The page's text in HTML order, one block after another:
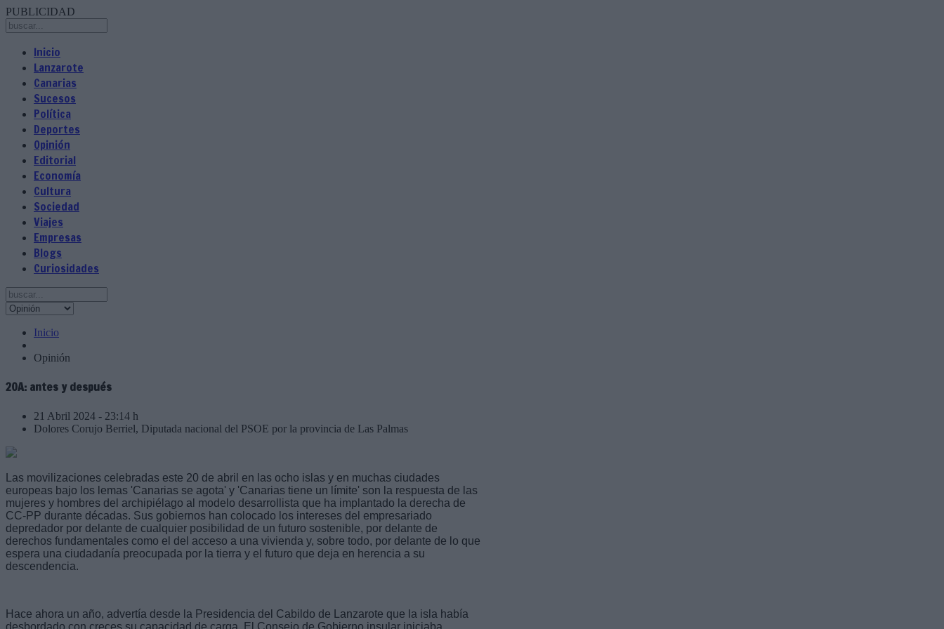
PUBLICIDAD
Inicio
Lanzarote
Canarias
Sucesos
Política
Deportes
Opinión
Editorial
Economía
Cultura
Sociedad
Viajes
Empresas
Blogs
Curiosidades
Inicio
Opinión
20A: antes y después
21 Abril 2024 - 23:14 h
Dolores Corujo Berriel, Diputada nacional del PSOE por la provincia de Las Palmas
Las movilizaciones celebradas este 20 de abril en las ocho islas y en muchas ciudades
europeas bajo los lemas 'Canarias se agota' y 'Canarias tiene un límite' son la respuesta de las
mujeres y hombres del archipiélago al modelo desarrollista que ha implantado la derecha de
CC-PP durante décadas. Sus gobiernos han colocado los intereses del empresariado
depredador por delante de cualquier posibilidad de un futuro sostenible, por delante de
derechos fundamentales como el del acceso a una vivienda y, sobre todo, por delante de lo que
espera una ciudadanía preocupada por la tierra y el futuro que deja en herencia a su
descendencia.
Hace ahora un año, advertía desde la Presidencia del Cabildo de Lanzarote que la isla había
desbordado con creces su capacidad de carga. El Consejo de Gobierno insular iniciaba